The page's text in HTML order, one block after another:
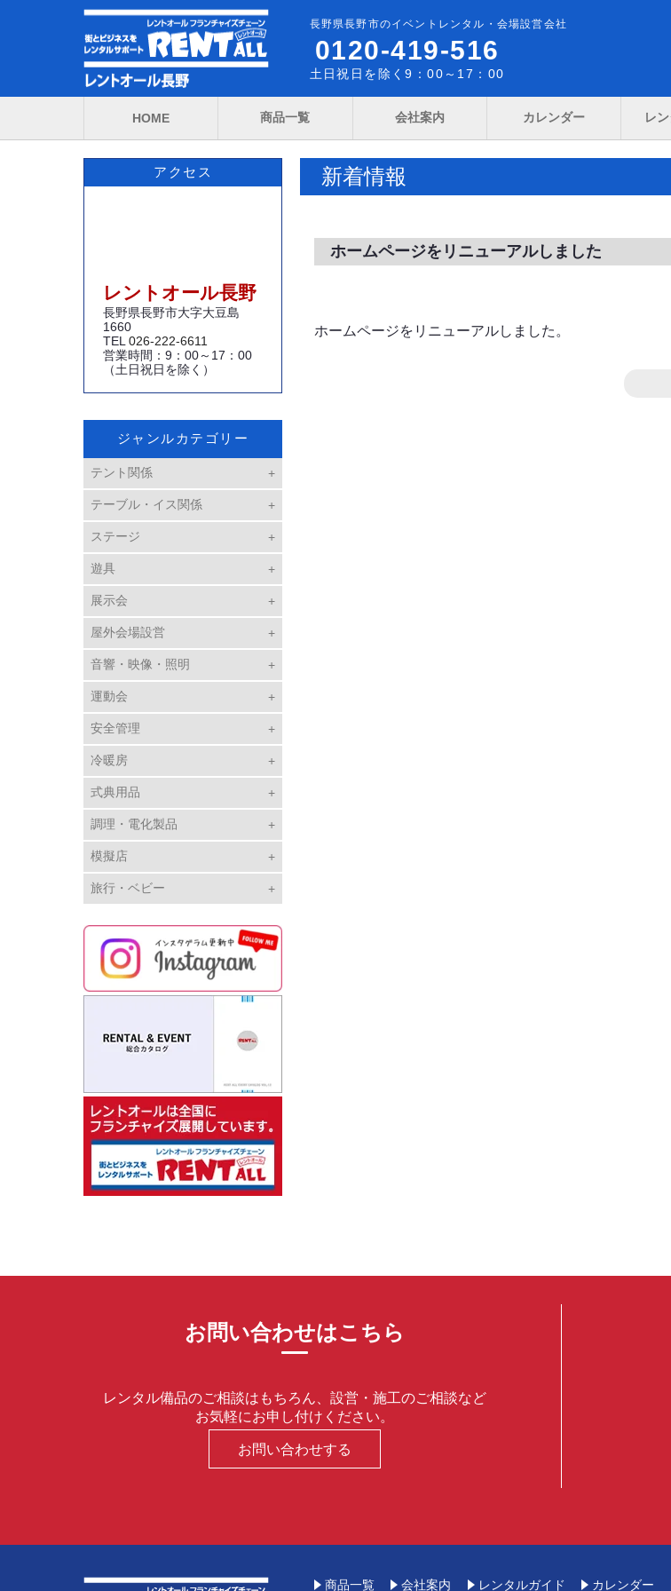
長野県長野市のイベントレンタル・会場設営会社
0120-419-516
土日祝日を除く9：00～17：00
HOME 商品一覧 会社案内 カレンダー レ
アクセス
レントオール長野
長野県長野市大字大豆島
1660
TEL 026-222-6611
営業時間：9：00～17：00
（土日祝日を除く）
ジャンルカテゴリー
テント関係
テーブル・イス関係
ステージ
遊具
展示会
屋外会場設営
音響・映像・照明
運動会
安全管理
冷暖房
式典用品
調理・電化製品
模擬店
旅行・ベビー
新着情報
ホームページをリニューアルしました
ホームページをリニューアルしました。
お問い合わせはこちら
レンタル備品のご相談はもちろん、設営・施工のご相談など
お気軽にお申し付けください。
お問い合わせする
商品一覧 会社案内 レンタルガイド カレンダー